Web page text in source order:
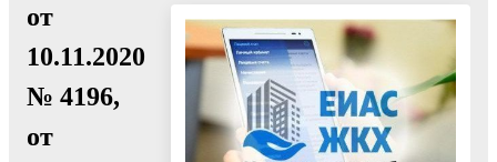
от
10.11.2020
№ 4196,
от